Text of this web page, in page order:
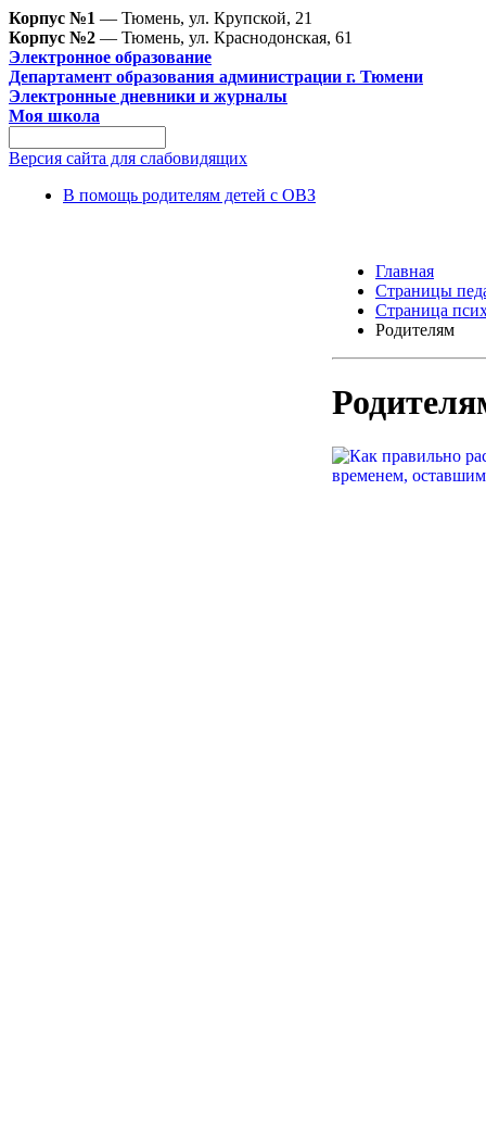
Корпус №1 — Тюмень, ул. Крупской, 21
Корпус №2 — Тюмень, ул. Краснодонская, 61
Электронное образование
Департамент образования администрации г. Тюмени
Электронные дневники и журналы
Моя школа
Версия сайта для слабовидящих
В помощь родителям детей с ОВЗ
Главная
Страницы
Страница
Родителям